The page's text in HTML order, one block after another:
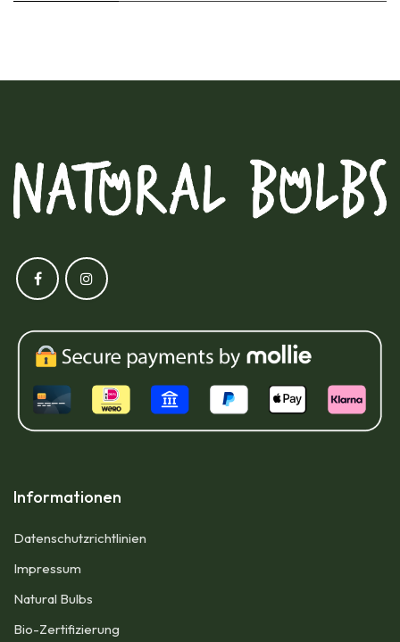
Informationen
Datenschutzrichtlinien
Impressum​
Natural Bulbs
Bio-Zertifizierung